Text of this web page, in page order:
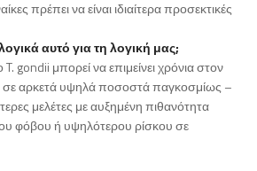
πρέπει να είναι ιδιαίτερα προσεκτικές
αυτό για τη λογική μας;
gondii μπορεί να επιμείνει χρόνια στον
αρκετά υψηλά ποσοστά παγκοσμίως –
μελέτες με αυξημένη πιθανότητα
φόβου ή υψηλότερου ρίσκου σε